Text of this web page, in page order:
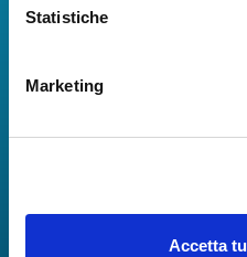
Statistiche
Marketing
Accetta
Informazioni in tempo
numeri utili per
all'Aeroporto di Napoli